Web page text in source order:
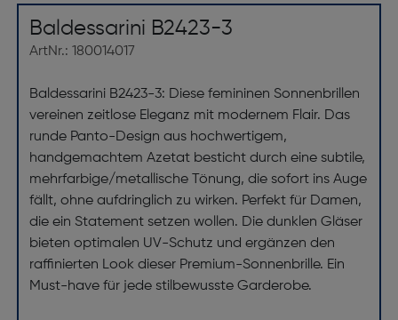
Baldessarini B2423-3
ArtNr.: 180014017
Baldessarini B2423-3: Diese femininen Sonnenbrillen
vereinen zeitlose Eleganz mit modernem Flair. Das
runde Panto-Design aus hochwertigem,
handgemachtem Azetat besticht durch eine subtile,
mehrfarbige/metallische Tönung, die sofort ins Auge
fällt, ohne aufdringlich zu wirken. Perfekt für Damen,
die ein Statement setzen wollen. Die dunklen Gläser
bieten optimalen UV-Schutz und ergänzen den
raffinierten Look dieser Premium-Sonnenbrille. Ein
Must-have für jede stilbewusste Garderobe.